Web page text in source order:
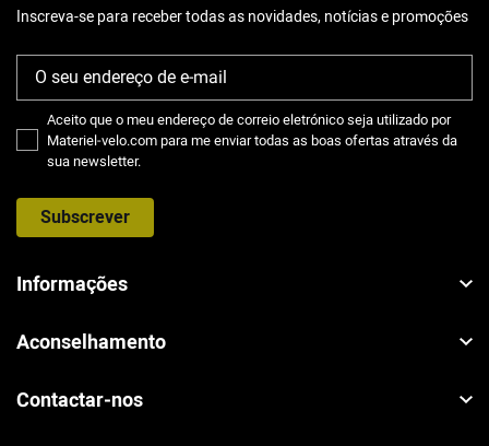
Inscreva-se para receber todas as novidades, notícias e promoções
Aceito que o meu endereço de correio eletrónico seja utilizado por
Materiel-velo.com para me enviar todas as boas ofertas através da
sua newsletter.
Subscrever
Informações
Aconselhamento
Contactar-nos